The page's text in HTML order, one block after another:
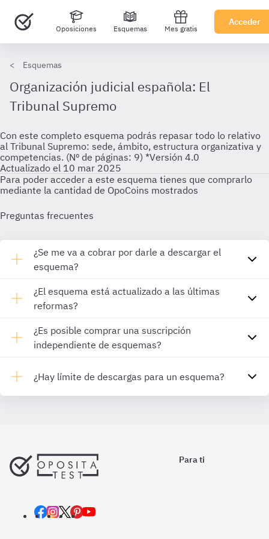
Oposiciones Esquemas Mes gratis
Acceder
Esquemas
Organización judicial española: El
Tribunal Supremo
Con este completo esquema podrás repasar todo lo relativo
al Tribunal Supremo: sede, ámbito, estructura organizativa y
competencias. (Nº de páginas: 9) *Versión 4.0
Actualizado el 10 mar 2025
Para poder acceder a este esquema tienes que comprarlo
mediante la cantidad de OpoCoins mostrados
Preguntas frecuentes
¿Se me va a cobrar por darle a descargar el
esquema?
¿El esquema está actualizado a las últimas
reformas?
¿Es posible comprar una suscripción
independiente de esquemas?
¿Hay límite de descargas para un esquema?
Para ti